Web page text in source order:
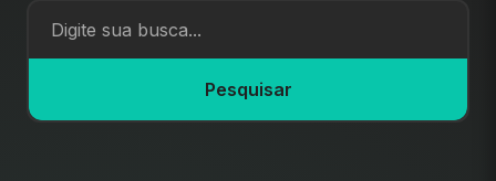
Pesquisar